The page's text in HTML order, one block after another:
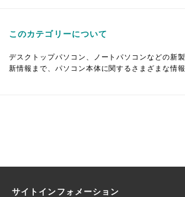
このカテゴリーについて
デスクトップパソコン、ノートパソコンなどの新
新情報まで、パソコン本体に関するさまざまな情報
サイトインフォメーション